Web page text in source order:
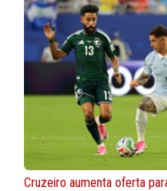
Cruzeiro aumenta oferta